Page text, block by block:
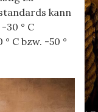
kann
30 ° C
C bzw. -50 °